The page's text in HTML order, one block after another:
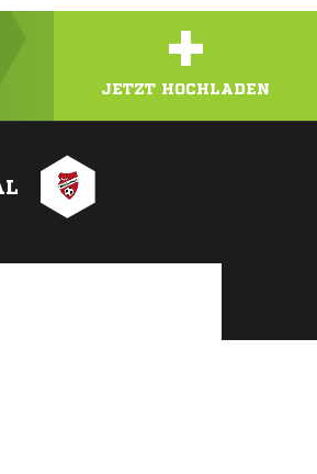
+
JETZT HOCHLADEN